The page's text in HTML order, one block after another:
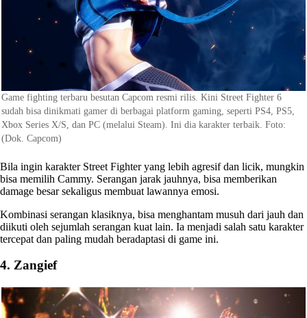
Game fighting terbaru besutan Capcom resmi rilis. Kini Street Fighter 6
sudah bisa dinikmati gamer di berbagai platform gaming, seperti PS4, PS5,
Xbox Series X/S, dan PC (melalui Steam). Ini dia karakter terbaik. Foto:
(Dok. Capcom)
Bila ingin karakter Street Fighter yang lebih agresif dan licik, mungkin
bisa memilih Cammy. Serangan jarak jauhnya, bisa memberikan
damage besar sekaligus membuat lawannya emosi.
Kombinasi serangan klasiknya, bisa menghantam musuh dari jauh dan
diikuti oleh sejumlah serangan kuat lain. Ia menjadi salah satu karakter
tercepat dan paling mudah beradaptasi di game ini.
4. Zangief